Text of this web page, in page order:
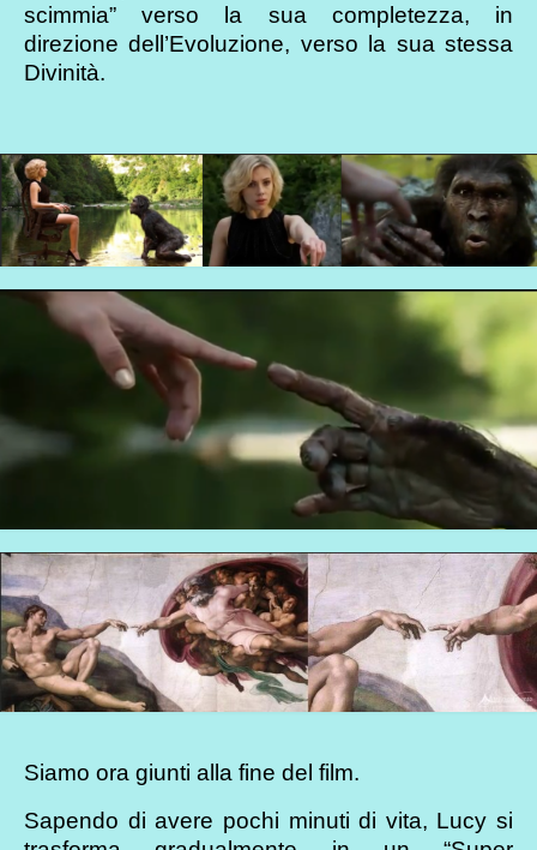
scimmia” verso la sua completezza, in
direzione dell’Evoluzione, verso la sua stessa
Divinità.
Siamo ora giunti alla fine del film.
Sapendo di avere pochi minuti di vita, Lucy si